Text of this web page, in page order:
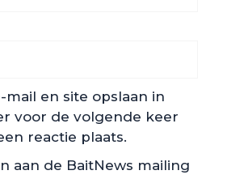
mail en site opslaan in
voor de volgende keer
reactie plaats.
aan de BaitNews mailing